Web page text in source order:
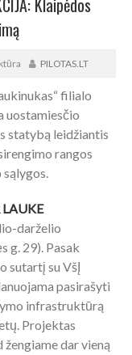
Klaipėdos
PILOTAS.LT
filialo
uostamiesčio
statybą leidžiantis
rangos
darželio
g. 29). Pasak
sutartį su VšĮ
pasirašyti
infrastruktūrą
Projektas
dar vieną